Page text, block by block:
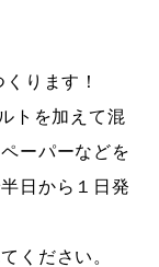
ります！
トを加えて混
ーパーなどを
日から１日発
ください。